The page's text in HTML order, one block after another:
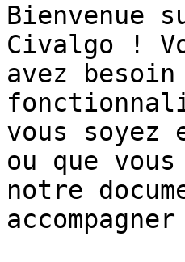
Bienvenue
Civalgo !
avez
vous
ou que
notre